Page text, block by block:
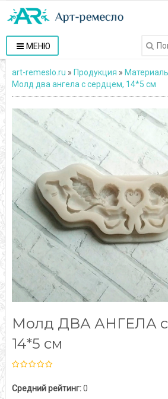
МЕНЮ
art-remeslo.ru » Продукция »
Молд два ангела с сердцем, 14*5 см
Молд ДВА АНГЕЛА
14*5 см
Средний рейтинг:0